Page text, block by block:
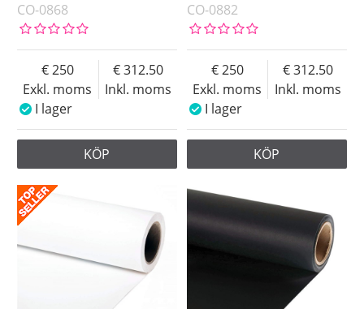
CO-0868
Exkl. moms
250
Inkl. moms
312.50
I lager
KÖP
CO-0882
Exkl. moms
250
Inkl. moms
312.50
I lager
KÖP